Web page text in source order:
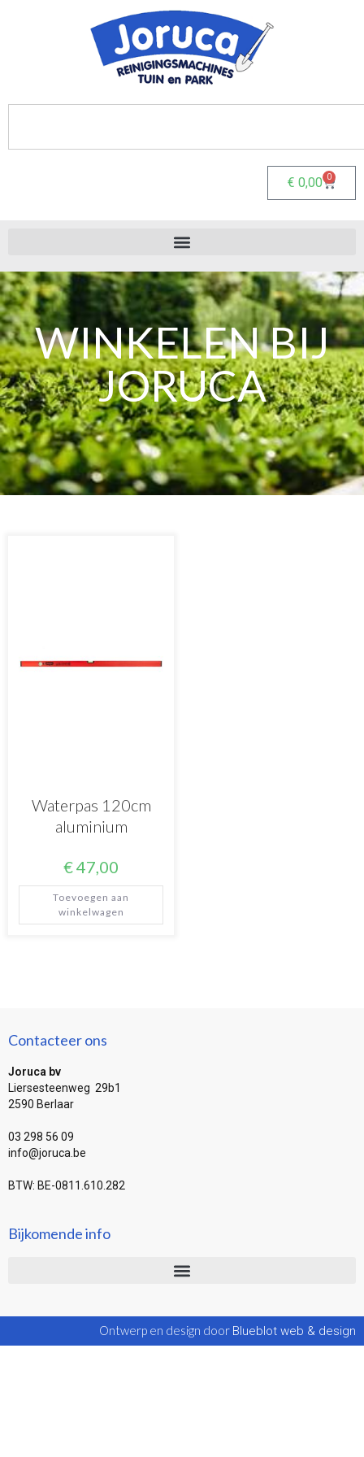
€ 0,00 0
WINKELEN BIJ
JORUCA
Waterpas 120cm
aluminium
€47,00
Toevoegen aan
winkelwagen
Contacteer ons
Joruca bv
Liersesteenweg 29b1
2590 Berlaar
03 298 56 09
info@joruca.be
BTW: BE-0811.610.282
Bijkomende info
Ontwerp en design door Blueblot web & design